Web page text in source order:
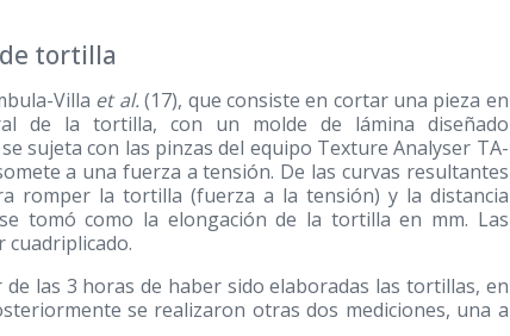
tortilla
Villa et al. (17), que consiste en cortar una pieza en
de la tortilla, con un molde de lámina diseñado
sujeta con las pinzas del equipo Texture Analyser TA-
a una fuerza a tensión. De las curvas resultantes
romper la tortilla (fuerza a la tensión) y la distancia
tomó como la elongación de la tortilla en mm. Las
las 3 horas de haber sido elaboradas las tortillas, en
se realizaron otras dos mediciones, una a